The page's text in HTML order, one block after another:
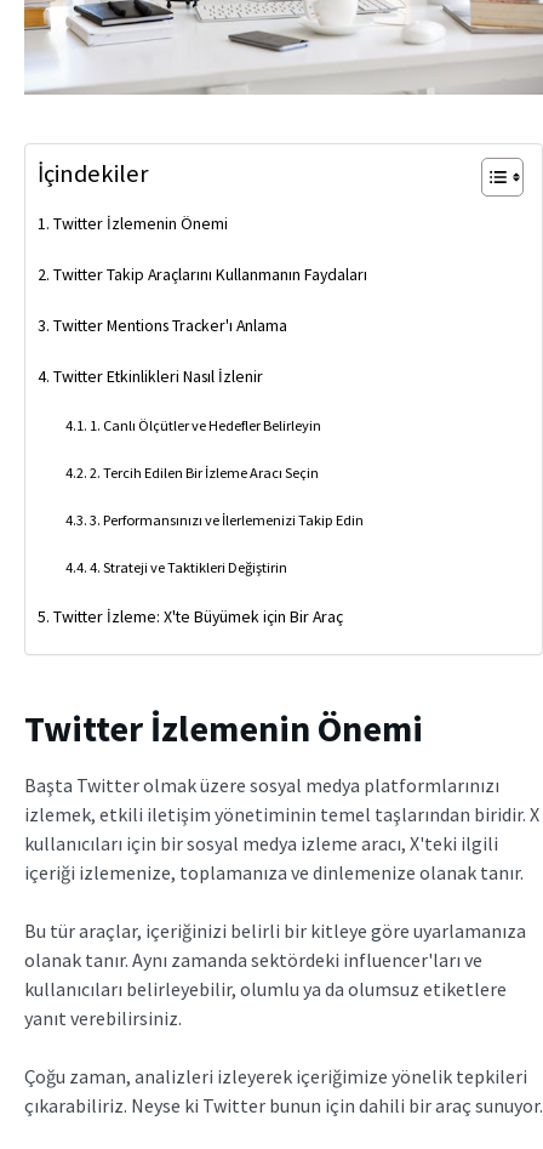
İçindekiler
Twitter İzlemenin Önemi
Twitter Takip Araçlarını Kullanmanın Faydaları
Twitter Mentions Tracker'ı Anlama
Twitter Etkinlikleri Nasıl İzlenir
1. Canlı Ölçütler ve Hedefler Belirleyin
2. Tercih Edilen Bir İzleme Aracı Seçin
3. Performansınızı ve İlerlemenizi Takip Edin
4. Strateji ve Taktikleri Değiştirin
Twitter İzleme: X'te Büyümek için Bir Araç
Twitter İzlemenin Önemi
Başta Twitter olmak üzere sosyal medya platformlarınızı
izlemek, etkili iletişim yönetiminin temel taşlarından biridir. X
kullanıcıları için bir sosyal medya izleme aracı, X'teki ilgili
içeriği izlemenize, toplamanıza ve dinlemenize olanak tanır.
Bu tür araçlar, içeriğinizi belirli bir kitleye göre uyarlamanıza
olanak tanır. Aynı zamanda sektördeki influencer'ları ve
kullanıcıları belirleyebilir, olumlu ya da olumsuz etiketlere
yanıt verebilirsiniz.
Çoğu zaman, analizleri izleyerek içeriğimize yönelik tepkileri
çıkarabiliriz. Neyse ki Twitter bunun için dahili bir araç sunuyor.